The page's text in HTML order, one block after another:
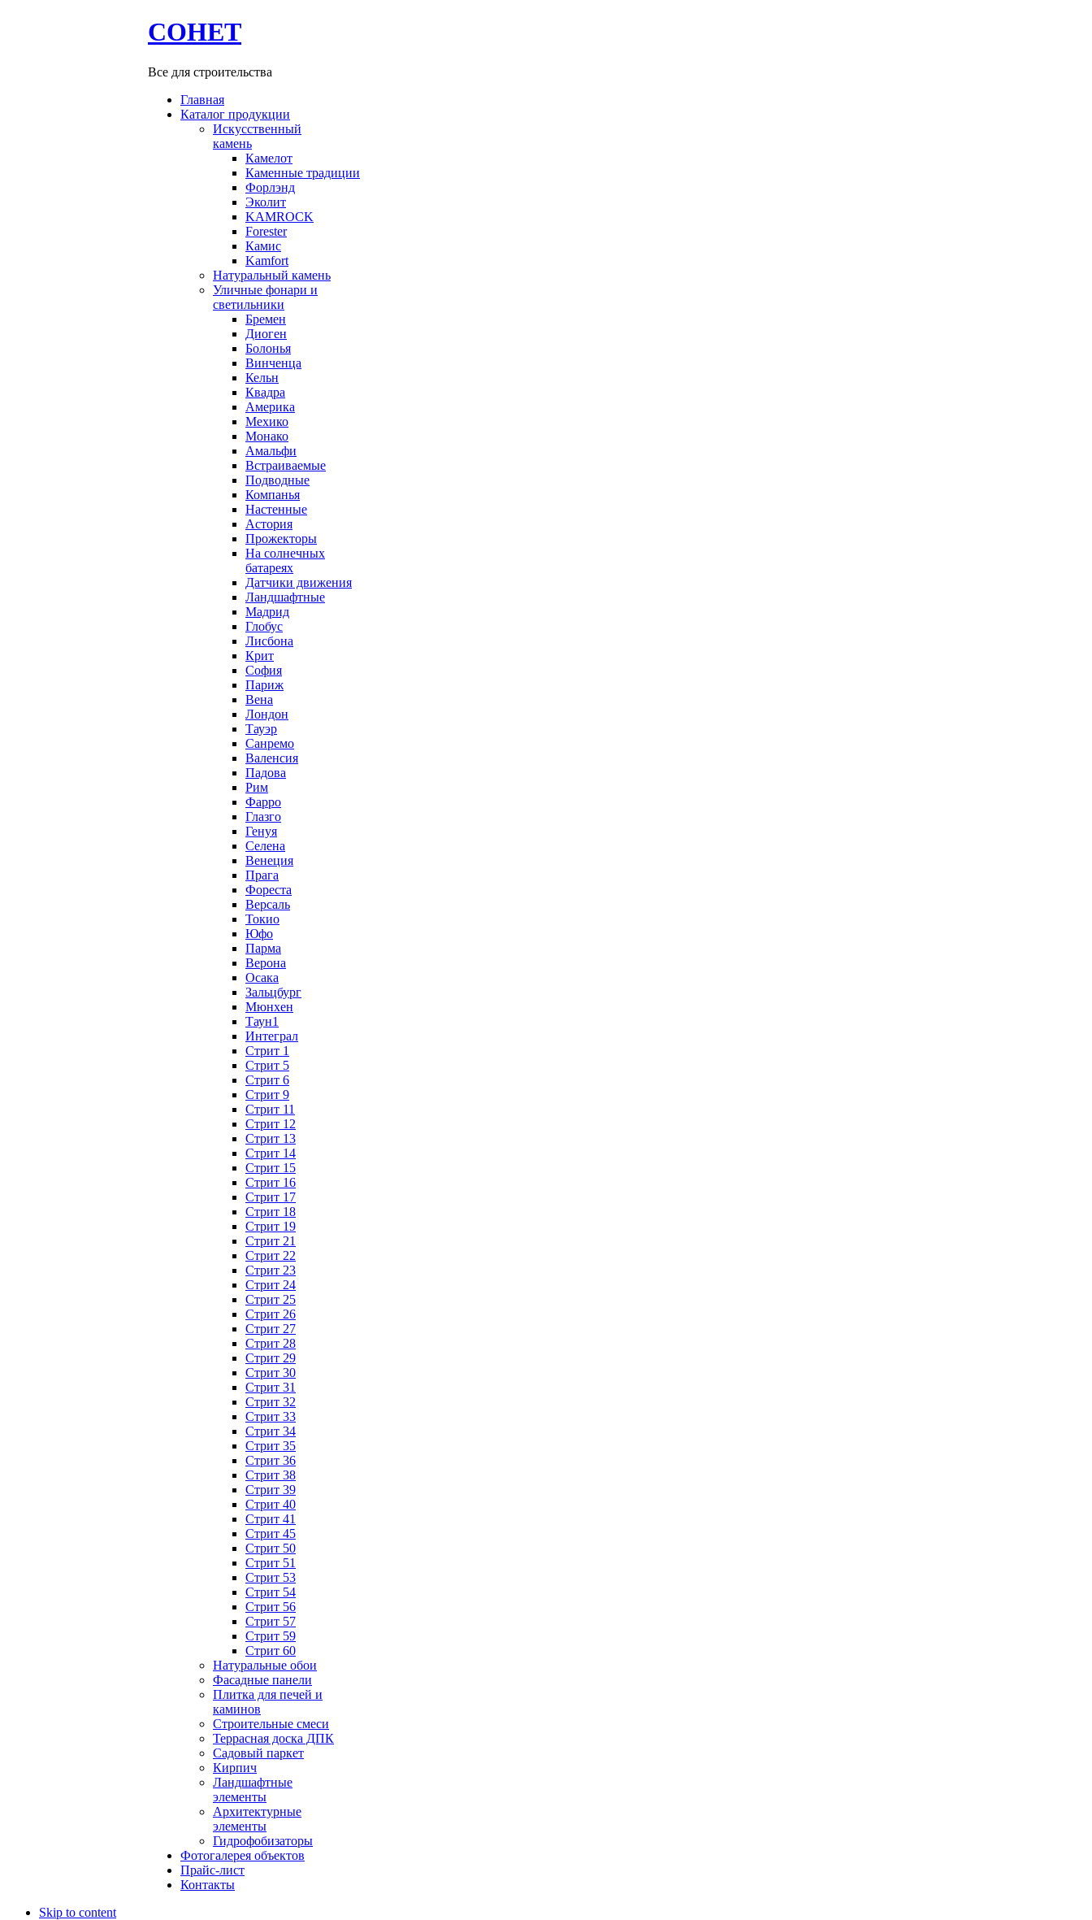
СОНЕТ
Все для строительства
Главная
Каталог продукции
Искусственный
камень
Камелот
Каменные традиции
Форлэнд
Эколит
KAMROCK
Forester
Камис
Kamfort
Натуральный камень
Уличные фонари и
светильники
Бремен
Диоген
Болонья
Винченца
Кельн
Квадра
Америка
Мехико
Монако
Амальфи
Встраиваемые
Подводные
Компанья
Настенные
Астория
Прожекторы
На солнечных
батареях
Датчики движения
Ландшафтные
Мадрид
Глобус
Лисбона
Крит
София
Париж
Вена
Лондон
Тауэр
Санремо
Валенсия
Падова
Рим
Фарро
Глазго
Генуя
Селена
Венеция
Прага
Фореста
Версаль
Токио
Юфо
Парма
Верона
Осака
Зальцбург
Мюнхен
Таун1
Интеграл
Стрит 1
Стрит 5
Стрит 6
Стрит 9
Стрит 11
Стрит 12
Стрит 13
Стрит 14
Стрит 15
Стрит 16
Стрит 17
Стрит 18
Стрит 19
Стрит 21
Стрит 22
Стрит 23
Стрит 24
Стрит 25
Стрит 26
Стрит 27
Стрит 28
Стрит 29
Стрит 30
Стрит 31
Стрит 32
Стрит 33
Стрит 34
Стрит 35
Стрит 36
Стрит 38
Стрит 39
Стрит 40
Стрит 41
Стрит 45
Стрит 50
Стрит 51
Стрит 53
Стрит 54
Стрит 56
Стрит 57
Стрит 59
Стрит 60
Натуральные обои
Фасадные панели
Плитка для печей и
каминов
Строительные смеси
Террасная доска ДПК
Садовый паркет
Кирпич
Ландшафтные
элементы
Архитектурные
элементы
Гидрофобизаторы
Фотогалерея объектов
Прайс-лист
Контакты
Skip to content